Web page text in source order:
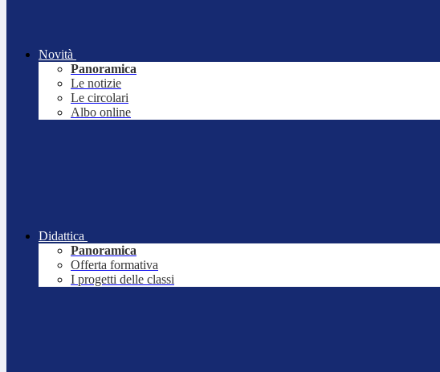
Novità
Panoramica
Le notizie
Le circolari
Albo online
Didattica
Panoramica
Offerta formativa
I progetti delle classi